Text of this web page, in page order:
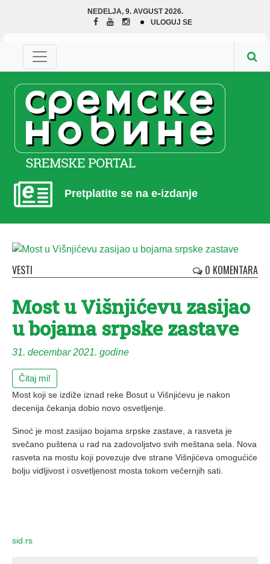
NEDELJA, 9. AVGUST 2026.
ULOGUJ SE
Pretplatite se na e-izdanje
VESTI 0 KOMENTARA
Most u Višnjićevu zasijao
u bojama srpske zastave
31. decembar 2021. godine
Čitaj mi!
Most koji se izdiže iznad reke Bosut u Višnjićevu je nakon
decenija čekanja dobio novo osvetljenje.
Sinoć je most zasijao bojama srpske zastave, a rasveta je
svečano puštena u rad na zadovoljstvo svih meštana sela. Nova
rasveta na mostu koji povezuje dve strane Višnjićeva omogućiće
bolju vidljivost i osvetljenost mosta tokom večernjih sati.
sid.rs